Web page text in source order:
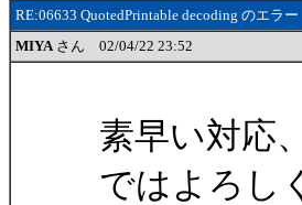
RE:06633 QuotedPrintable decoding のエラー
MIYAさん 02/04/22 23:52
素早い対応
ではよろし